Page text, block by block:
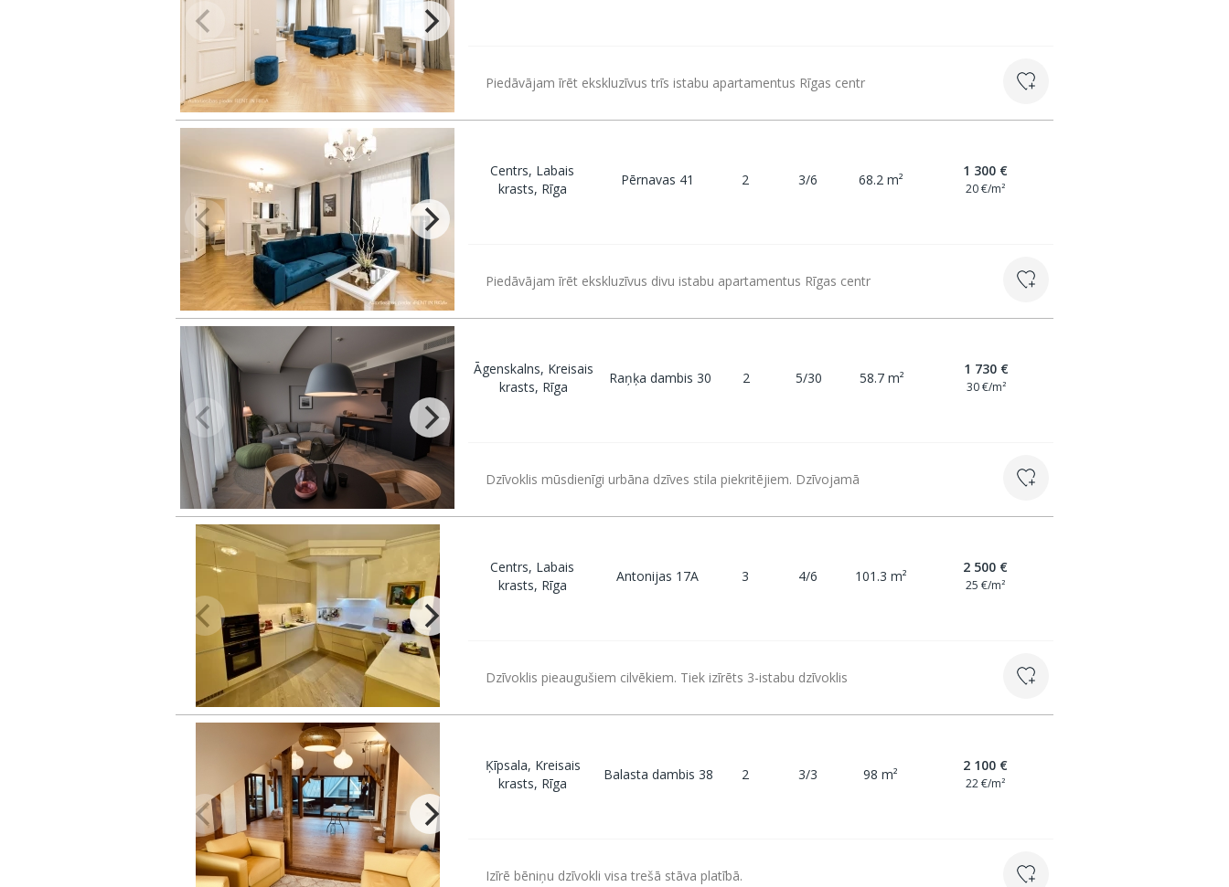
Piedāvājam īrēt ekskluzīvus trīs istabu apartamentus Rīgas centr
Centrs, Labais
krasts, Rīga
Pērnavas 41 2 3/6 68.2 m²
1 300 €
20 €/m²
Piedāvājam īrēt ekskluzīvus divu istabu apartamentus Rīgas centr
Āgenskalns, Kreisais
krasts, Rīga
Raņķa dambis 30 2 5/30 58.7 m²
1 730 €
30 €/m²
Dzīvoklis mūsdienīgi urbāna dzīves stila piekritējiem. Dzīvojamā
Centrs, Labais
krasts, Rīga
Antonijas 17A 3 4/6 101.3 m²
2 500 €
25 €/m²
Dzīvoklis pieaugušiem cilvēkiem. Tiek izīrēts 3-istabu dzīvoklis
Ķīpsala, Kreisais
krasts, Rīga
Balasta dambis 38 2 3/3 98 m²
2 100 €
22 €/m²
Izīrē bēniņu dzīvokli visa trešā stāva platībā.